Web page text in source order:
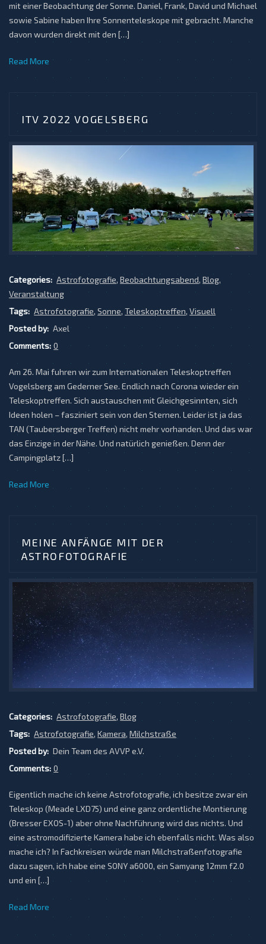
mit einer Beobachtung der Sonne. Daniel, Frank, David und Michael
sowie Sabine haben Ihre Sonnenteleskope mit gebracht. Manche
davon wurden direkt mit den […]
Read More
ITV 2022 VOGELSBERG
Categories: Astrofotografie,Beobachtungsabend,Blog,
Veranstaltung
Tags: Astrofotografie,Sonne,Teleskoptreffen,Visuell
Posted by: Axel
Comments: 0
Am 26. Mai fuhren wir zum Internationalen Teleskoptreffen
Vogelsberg am Gederner See. Endlich nach Corona wieder ein
Teleskoptreffen. Sich austauschen mit Gleichgesinnten, sich
Ideen holen – fasziniert sein von den Sternen. Leider ist ja das
TAN (Taubersberger Treffen) nicht mehr vorhanden. Und das war
das Einzige in der Nähe. Und natürlich genießen. Denn der
Campingplatz […]
Read More
MEINE ANFÄNGE MIT DER
ASTROFOTOGRAFIE
Categories: Astrofotografie,Blog
Tags: Astrofotografie,Kamera,Milchstraße
Posted by: Dein Team des AVVP e.V.
Comments: 0
Eigentlich mache ich keine Astrofotografie, ich besitze zwar ein
Teleskop (Meade LXD75) und eine ganz ordentliche Montierung
(Bresser EXOS-1) aber ohne Nachführung wird das nichts. Und
eine astromodifizierte Kamera habe ich ebenfalls nicht. Was also
mache ich? In Fachkreisen würde man Milchstraßenfotografie
dazu sagen, ich habe eine SONY a6000, ein Samyang 12mm f2.0
und ein […]
Read More